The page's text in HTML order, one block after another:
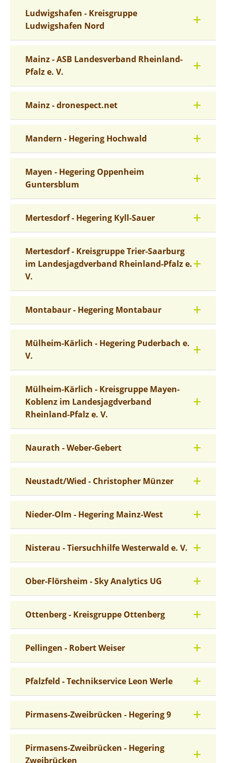
Ludwigshafen - Kreisgruppe
Ludwigshafen Nord
Mainz - ASB Landesverband Rheinland-
Pfalz e. V.
Mainz - dronespect.net
Mandern - Hegering Hochwald
Mayen - Hegering Oppenheim
Guntersblum
Mertesdorf - Hegering Kyll-Sauer
Mertesdorf - Kreisgruppe Trier-Saarburg
im Landesjagdverband Rheinland-Pfalz e.
V.
Montabaur - Hegering Montabaur
Mülheim-Kärlich - Hegering Puderbach e.
V.
Mülheim-Kärlich - Kreisgruppe Mayen-
Koblenz im Landesjagdverband
Rheinland-Pfalz e. V.
Naurath - Weber-Gebert
Neustadt/Wied - Christopher Münzer
Nieder-Olm - Hegering Mainz-West
Nisterau - Tiersuchhilfe Westerwald e. V.
Ober-Flörsheim - Sky Analytics UG
Ottenberg - Kreisgruppe Ottenberg
Pellingen - Robert Weiser
Pfalzfeld - Technikservice Leon Werle
Pirmasens-Zweibrücken - Hegering 9
Pirmasens-Zweibrücken - Hegering
Zweibrücken